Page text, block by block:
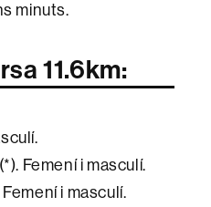
minuts.
11.6km:
Femení i masculí.
i masculí.